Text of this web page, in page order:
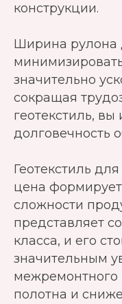
конструкции.
Ширина рулона
значительно
сокращая
геотекстиль, вы
долговечность
Геотекстиль
цена
сложности
представляет
класса, и его
значительным
полотна и